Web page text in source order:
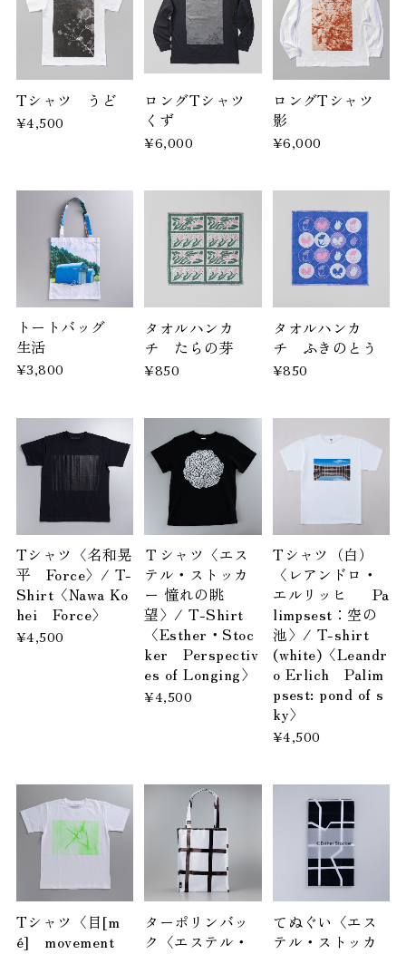
Tシャツ うど
¥4,500
ロングTシャツ
くず
¥6,000
ロングTシャツ
影
¥6,000
トートバッグ
生活
¥3,800
タオルハンカ
チ たらの芽
¥850
タオルハンカ
チ ふきのとう
¥850
Tシャツ〈名和晃
平 Force〉/ T-
Shirt〈Nawa Ko
hei Force〉
¥4,500
Ｔシャツ〈エス
テル・ストッカ
ー 憧れの眺
望〉/ T-Shirt
〈Esther・Stoc
ker Perspectiv
es of Longing〉
¥4,500
Tシャツ（白）
〈レアンドロ・
エルリッヒ Pa
limpsest：空の
池〉/ T-shirt
(white)〈Leandr
o Erlich Palim
psest: pond of s
ky〉
¥4,500
Tシャツ〈目[m
é] movement
ターポリンバッ
ク〈エステル・
てぬぐい〈エス
テル・ストッカ